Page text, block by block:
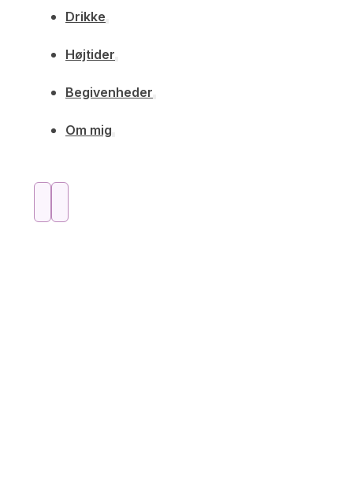
Drikke
Højtider
Begivenheder
Om mig